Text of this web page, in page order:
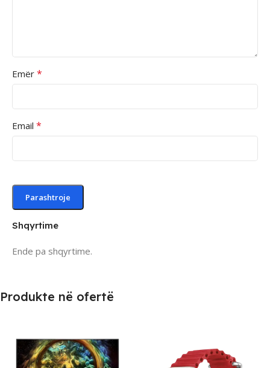
Shqyrtime
Ende pa shqyrtime.
Emër *
Email *
Produkte në ofertë